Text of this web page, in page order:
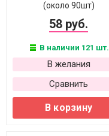
(около 90шт)
58 руб.
В наличии 121 шт.
В желания
Сравнить
В корзину